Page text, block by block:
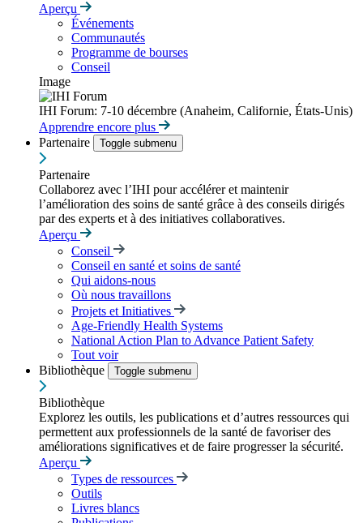
Aperçu
Événements
Communautés
Programme de bourses
Conseil
Image
IHI Forum: 7-10 décembre (Anaheim, Californie, États-Unis)
Apprendre encore plus
Partenaire
Toggle submenu
Partenaire
Collaborez avec l’IHI pour accélérer et maintenir
l’amélioration des soins de santé grâce à des conseils dirigés
par des experts et à des initiatives collaboratives.
Aperçu
Conseil
Conseil en santé et soins de santé
Qui aidons-nous
Où nous travaillons
Projets et Initiatives
Age-Friendly Health Systems
National Action Plan to Advance Patient Safety
Tout voir
Bibliothèque
Toggle submenu
Bibliothèque
Explorez les outils, les publications et d’autres ressources qui
permettent aux professionnels de la santé de favoriser des
améliorations significatives et de faire progresser la sécurité.
Aperçu
Types de ressources
Outils
Livres blancs